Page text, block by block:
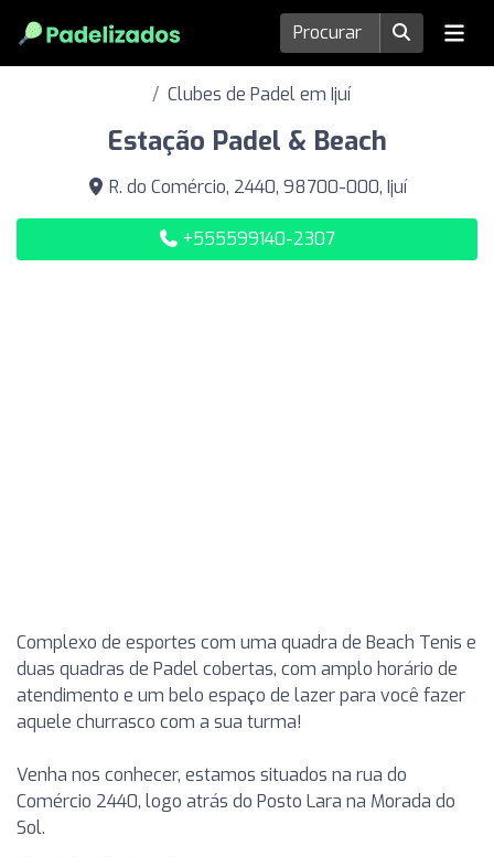
Clubes de Padel em Ijuí
Estação Padel & Beach
R. do Comércio, 2440, 98700-000, Ijuí
+555599140-2307
Complexo de esportes com uma quadra de Beach Tenis e
duas quadras de Padel cobertas, com amplo horário de
atendimento e um belo espaço de lazer para você fazer
aquele churrasco com a sua turma!
Venha nos conhecer, estamos situados na rua do
Comércio 2440, logo atrás do Posto Lara na Morada do
Sol.